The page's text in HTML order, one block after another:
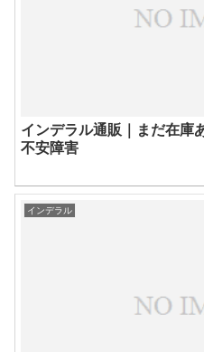
インデラル通販｜まだ在庫
不安障害
インデラル